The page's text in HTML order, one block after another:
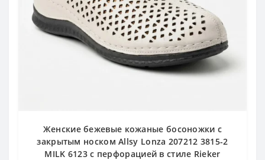
Женские бежевые кожаные босоножки с
закрытым носком Allsy Lonza 207212 3815-2
MILK 6123 с перфорацией в стиле Rieker